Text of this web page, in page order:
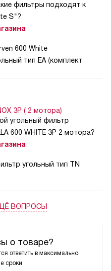
о товаре?
ответить в максимально
сроки
фильтры подходят к
S"?
600 White
тип EA (комплект
3P ( 2 мотора)
угольный фильтр
600 WHITE 3P 2 мотора?
угольный тип TN
ВОПРОСЫ